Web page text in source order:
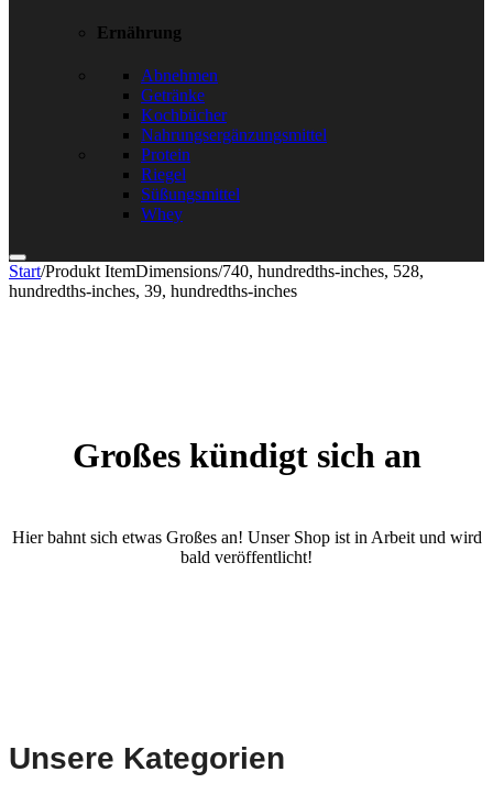
Ernährung
Abnehmen
Getränke
Kochbücher
Nahrungsergänzungsmittel
Protein
Riegel
Süßungsmittel
Whey
Start/Produkt ItemDimensions/740, hundredths-inches, 528,
hundredths-inches, 39, hundredths-inches
Großes kündigt sich an
Hier bahnt sich etwas Großes an! Unser Shop ist in Arbeit und wird
bald veröffentlicht!
Unsere Kategorien